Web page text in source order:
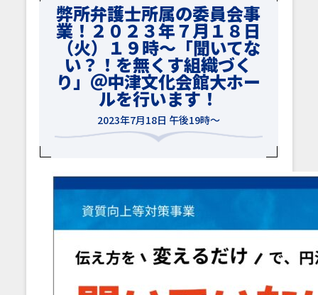
弊所弁護士所属の委員会事
業！２０２３年７月１８日
（火）１９時～「聞いてな
い？！を無くす組織づく
り」＠中津文化会館大ホー
ルを行います！
2023年7月18日 午後19時～